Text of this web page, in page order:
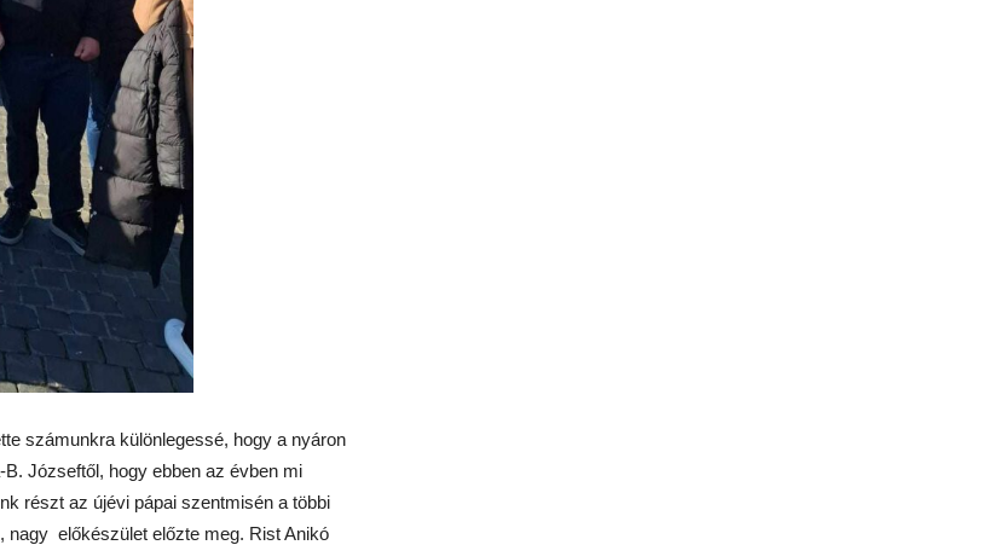
számunkra különlegessé, hogy a nyáron
Józseftől, hogy ebben az évben mi
részt az újévi pápai szentmisén a többi
nagy előkészület előzte meg. Rist Anikó